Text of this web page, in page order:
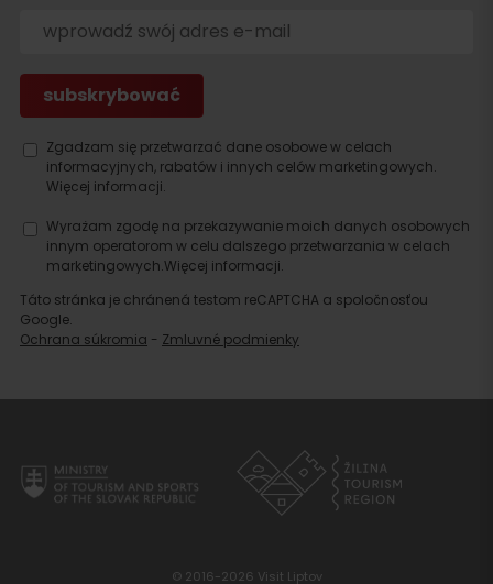
Zgadzam się przetwarzać dane osobowe w celach
informacyjnych, rabatów i innych celów marketingowych.
Więcej informacji.
Wyrażam zgodę na przekazywanie moich danych osobowych
innym operatorom w celu dalszego przetwarzania w celach
marketingowych.Więcej informacji.
Táto stránka je chránená testom reCAPTCHA a spoločnosťou
Google.
Ochrana súkromia - Zmluvné podmienky
© 2016-2026 Visit Liptov